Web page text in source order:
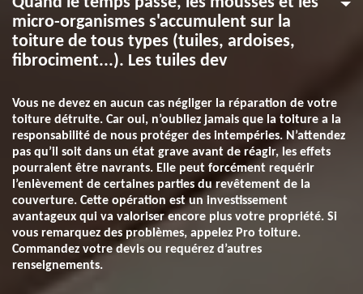
micro-organismes s'accumulent sur la
toiture de tous types (tuiles, ardoises,
fibrociment...). Les tuiles dev
Vous ne devez en aucun cas négliger la réparation de votre
toiture détruite. Car oui, n’oubliez jamais que la toiture a la
responsabilité de nous protéger des intempéries. N’attendez
pas qu’il soit dans un état grave avant de réagir, les effets
pourraient être navrants. Elle peut forcément requérir
l’enlèvement de certaines parties du revêtement de la
couverture. Cette opération est un investissement
avantageux qui va valoriser encore plus votre propriété. Si
vous remarquez des problèmes, appelez Pro toiture.
Commandez votre devis ou requérez d’autres
renseignements.